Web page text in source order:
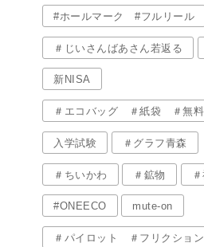
#ホールマーク #フルリール
＃じいさんばあさん若返る
新NISA
＃エコバッグ ＃紙袋 ＃無
入学試験 ＃グラフ青森
＃ちいかわ ＃鉱物
#ONEECO mute-on
＃パイロット ＃フリクショ